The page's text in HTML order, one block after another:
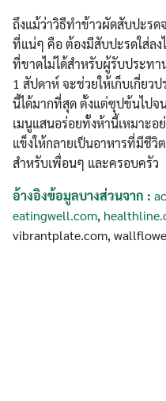
ถึงแม้ว่าวิธีทำข้าวผัดสับปะร
ที่แน่ๆ คือ ต้องมีสับปะรดใส่ลง
ที่ขาดไม่ได้สำหรับผู้รับประทา
1 สัปดาห์ จะช่วยให้เก็บเกี่ยว
นี้ได้มากที่สุด ตั้งแต่ซุปข้นไปจ
เมนูแสนอร่อยทั้งห้านี้เหมาะอ
แข็งให้กลายเป็นอาหารที่มีชี
สำหรับเพื่อนๆ และครอบครัว
อ้างอิงข้อมูลบางส่วนจาก :
eatingwell.com,
vibrantplate.com,